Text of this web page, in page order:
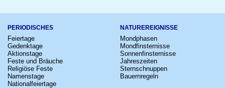
PERIODISCHES
Feiertage
Gedenktage
Aktionstage
Feste und Bräuche
Religiöse Feste
Namenstage
Nationalfeiertage
NATUREREIGNISSE
Mondphasen
Mondfinsternisse
Sonnenfinsternisse
Jahreszeiten
Sternschnuppen
Bauernregeln